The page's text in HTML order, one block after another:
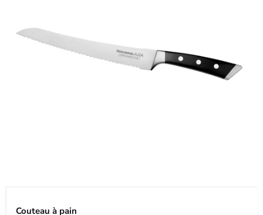
Couteau à pain